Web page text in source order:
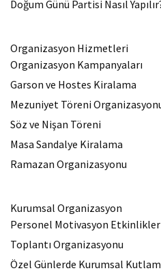
Doğum Günü Partisi Nasıl
Organizasyon Hizmetleri
Organizasyon Kampanyaları
Garson ve Hostes Kiralama
Mezuniyet Töreni
Söz ve Nişan Töreni
Masa Sandalye Kiralama
Ramazan Organizasyonu
Kurumsal Organizasyon
Personel Motivasyon
Toplantı Organizasyonu
Özel Günlerde Kurumsal